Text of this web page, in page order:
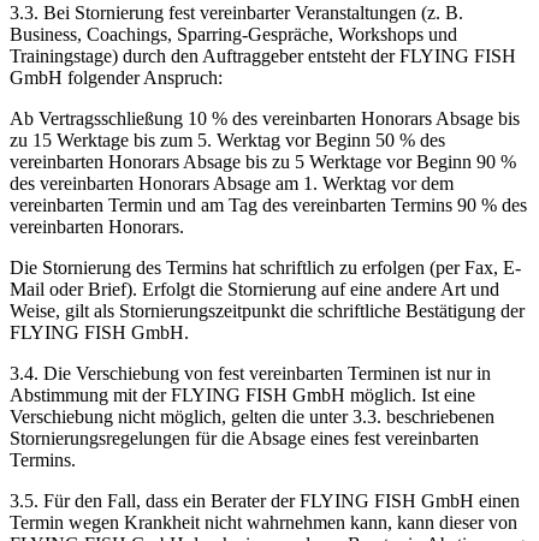
3.3. Bei Stornierung fest vereinbarter Veranstaltungen (z. B.
Business, Coachings, Sparring-Gespräche, Workshops und
Trainingstage) durch den Auftraggeber entsteht der FLYING FISH
GmbH folgender Anspruch:
Ab Vertragsschließung 10 % des vereinbarten Honorars Absage bis
zu 15 Werktage bis zum 5. Werktag vor Beginn 50 % des
vereinbarten Honorars Absage bis zu 5 Werktage vor Beginn 90 %
des vereinbarten Honorars Absage am 1. Werktag vor dem
vereinbarten Termin und am Tag des vereinbarten Termins 90 % des
vereinbarten Honorars.
Die Stornierung des Termins hat schriftlich zu erfolgen (per Fax, E-
Mail oder Brief). Erfolgt die Stornierung auf eine andere Art und
Weise, gilt als Stornierungszeitpunkt die schriftliche Bestätigung der
FLYING FISH GmbH.
3.4. Die Verschiebung von fest vereinbarten Terminen ist nur in
Abstimmung mit der FLYING FISH GmbH möglich. Ist eine
Verschiebung nicht möglich, gelten die unter 3.3. beschriebenen
Stornierungsregelungen für die Absage eines fest vereinbarten
Termins.
3.5. Für den Fall, dass ein Berater der FLYING FISH GmbH einen
Termin wegen Krankheit nicht wahrnehmen kann, kann dieser von